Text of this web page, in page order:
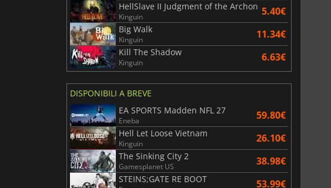
HellSlave II Judgment of the Archon
Kinguin 5.40€
Big Walk
Kinguin 11.34€
Kill The Shadow
Kinguin 6.63€
DISPONIBILI A BREVE
EA SPORTS Madden NFL 27
Eneba 59.80€
Hell Let Loose Vietnam
Kinguin 26.10€
The Sinking City 2
Gamesplanet US 38.98€
STEINS;GATE RE BOOT 53.99€